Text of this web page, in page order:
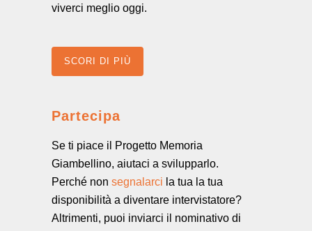
viverci meglio oggi.
SCORI DI PIÙ
Partecipa
Se ti piace il Progetto Memoria
Giambellino, aiutaci a svilupparlo.
Perché non segnalarci la tua la tua
disponibilità a diventare intervistatore?
Altrimenti, puoi inviarci il nominativo di